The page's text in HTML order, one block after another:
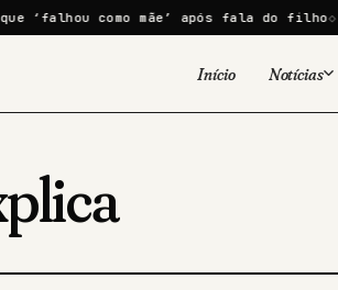
como mãe’ após fala do filho
Início Notícias
Quadrinhos